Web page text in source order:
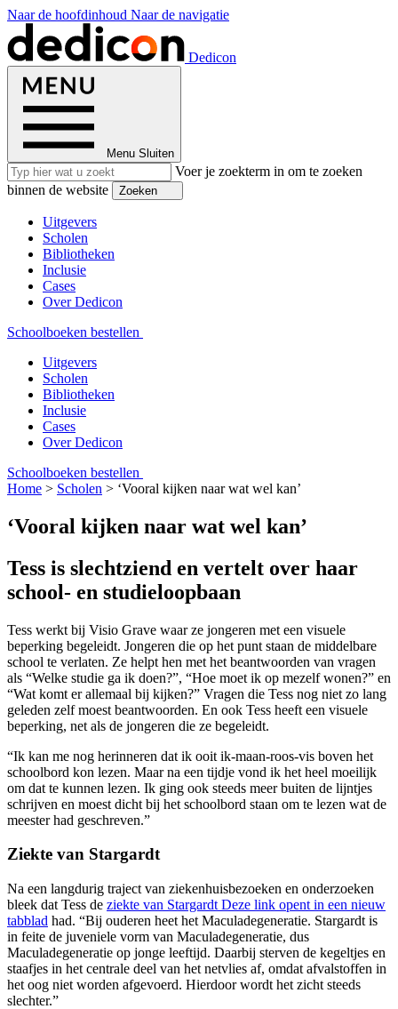
Naar de hoofdinhoud Naar de navigatie
Dedicon
Menu Sluiten
Voer je zoekterm in om te zoeken
binnen de website
Zoeken
Uitgevers
Scholen
Bibliotheken
Inclusie
Cases
Over Dedicon
Schoolboeken bestellen
Uitgevers
Scholen
Bibliotheken
Inclusie
Cases
Over Dedicon
Schoolboeken bestellen
Home > Scholen > ‘Vooral kijken naar wat wel kan’
‘Vooral kijken naar wat wel kan’
Tess is slechtziend en vertelt over haar
school- en studieloopbaan
Tess werkt bij Visio Grave waar ze jongeren met een visuele
beperking begeleidt. Jongeren die op het punt staan de middelbare
school te verlaten. Ze helpt hen met het beantwoorden van vragen
als “Welke studie ga ik doen?”, “Hoe moet ik op mezelf wonen?” en
“Wat komt er allemaal bij kijken?” Vragen die Tess nog niet zo lang
geleden zelf moest beantwoorden. En ook Tess heeft een visuele
beperking, net als de jongeren die ze begeleidt.
“Ik kan me nog herinneren dat ik ooit ik-maan-roos-vis boven het
schoolbord kon lezen. Maar na een tijdje vond ik het heel moeilijk
om dat te kunnen lezen. Ik ging ook steeds meer buiten de lijntjes
schrijven en moest dicht bij het schoolbord staan om te lezen wat de
meester had geschreven.”
Ziekte van Stargardt
Na een langdurig traject van ziekenhuisbezoeken en onderzoeken
bleek dat Tess de ziekte van Stargardt Deze link opent in een nieuw
tabblad had. “Bij ouderen heet het Maculadegeneratie. Stargardt is
in feite de juveniele vorm van Maculadegeneratie, dus
Maculadegeneratie op jonge leeftijd. Daarbij sterven de kegeltjes en
staafjes in het centrale deel van het netvlies af, omdat afvalstoffen in
het oog niet worden afgevoerd. Hierdoor wordt het zicht steeds
slechter.”